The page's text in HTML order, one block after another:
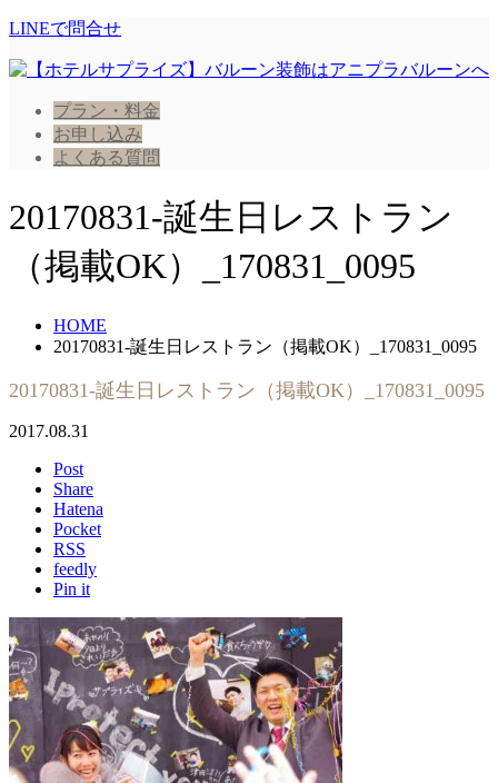
LINEで問合せ
プラン・料金
お申し込み
よくある質問
20170831-誕生日レストラン
（掲載OK）_170831_0095
HOME
20170831-誕生日レストラン（掲載OK）_170831_0095
20170831-誕生日レストラン（掲載OK）_170831_0095
2017.08.31
Post
Share
Hatena
Pocket
RSS
feedly
Pin it